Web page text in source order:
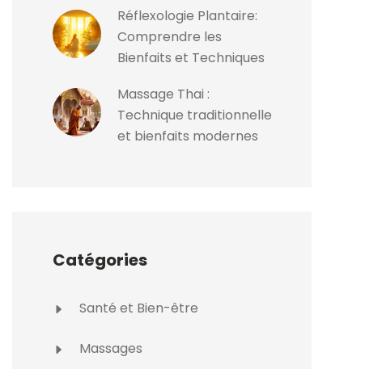
Réflexologie Plantaire:
Comprendre les
Bienfaits et Techniques
Massage Thai :
Technique traditionnelle
et bienfaits modernes
Catégories
Santé et Bien-être
Massages